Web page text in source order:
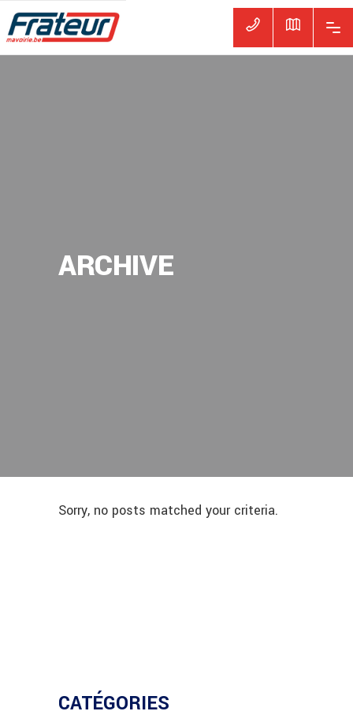
ARCHIVE
Sorry, no posts matched your criteria.
CATÉGORIES